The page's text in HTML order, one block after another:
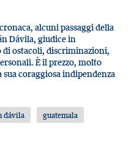
alcuni passaggi della
Dávila, giudice in
ostacoli, discriminazioni,
È il prezzo, molto
sua coraggiosa indipendenza
dávila
guatemala